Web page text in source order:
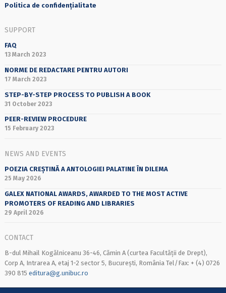
Politica de confidențialitate
SUPPORT
FAQ
13 March 2023
NORME DE REDACTARE PENTRU AUTORI
17 March 2023
STEP-BY-STEP PROCESS TO PUBLISH A BOOK
31 October 2023
PEER-REVIEW PROCEDURE
15 February 2023
NEWS AND EVENTS
POEZIA CREȘTINĂ A ANTOLOGIEI PALATINE ÎN DILEMA
25 May 2026
GALEX NATIONAL AWARDS, AWARDED TO THE MOST ACTIVE
PROMOTERS OF READING AND LIBRARIES
29 April 2026
CONTACT
B-dul Mihail Kogălniceanu 36-46, Cămin A (curtea Facultății de Drept),
Corp A, Intrarea A, etaj 1-2 sector 5, București, România Tel/Fax: + (4) 0726
390 815 editura@g.unibuc.ro